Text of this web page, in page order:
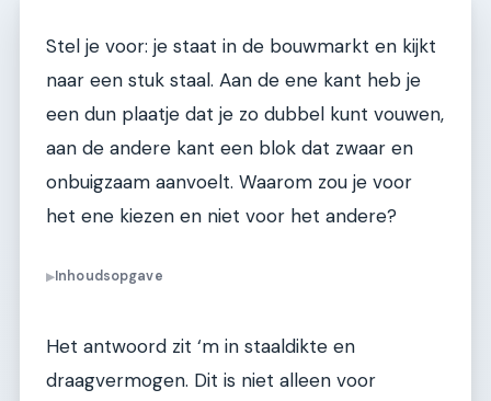
Stel je voor: je staat in de bouwmarkt en kijkt
naar een stuk staal. Aan de ene kant heb je
een dun plaatje dat je zo dubbel kunt vouwen,
aan de andere kant een blok dat zwaar en
onbuigzaam aanvoelt. Waarom zou je voor
het ene kiezen en niet voor het andere?
▶Inhoudsopgave
Het antwoord zit ‘m in staaldikte en
draagvermogen. Dit is niet alleen voor